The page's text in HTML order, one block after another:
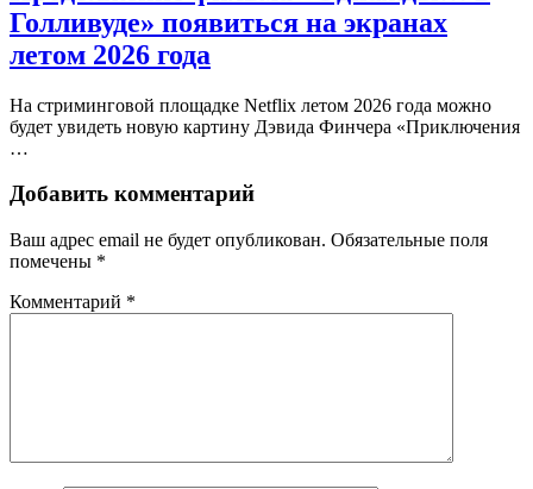
Голливуде» появиться на экранах
летом 2026 года
На стриминговой площадке Netflix летом 2026 года можно
будет увидеть новую картину Дэвида Финчера «Приключения
…
Добавить комментарий
Ваш адрес email не будет опубликован. Обязательные поля
помечены *
Комментарий *